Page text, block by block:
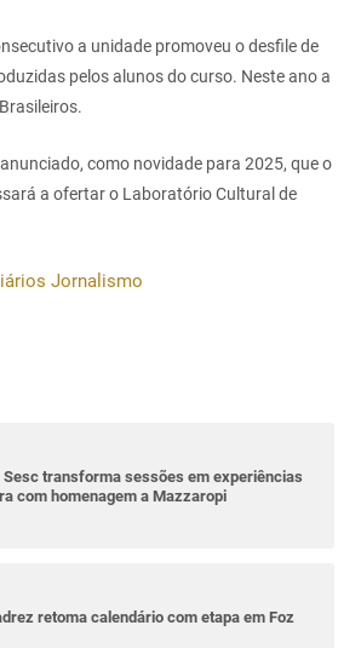
a unidade promoveu o desfile de
pelos alunos do curso. Neste ano a
como novidade para 2025, que o
a ofertar o Laboratório Cultural de
Jornalismo
Sesc transforma sessões em experiências
com homenagem a Mazzaropi
retoma calendário com etapa em Foz